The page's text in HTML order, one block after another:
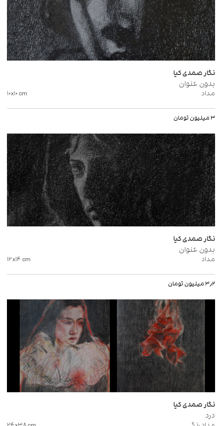
منتخب در LandEscape Biennial لندن طراحی و ویدئو آرت
۱۴۰۱
منتخب در فراخوان Biafarin در بخش نقاشی- کانادا ۱۴۰۱
-فعالیت در بخش طراحی لباس تئاتر و سینما
نگار صمدی کیا
بدون عنوان
مداد ۱۰x۱۰cm
۳ میلیون تومان
نگار صمدی کیا
بدون عنوان
مداد ۱۲x۱۴cm
۳٫۲ میلیون تومان
نگار صمدی کیا
درد